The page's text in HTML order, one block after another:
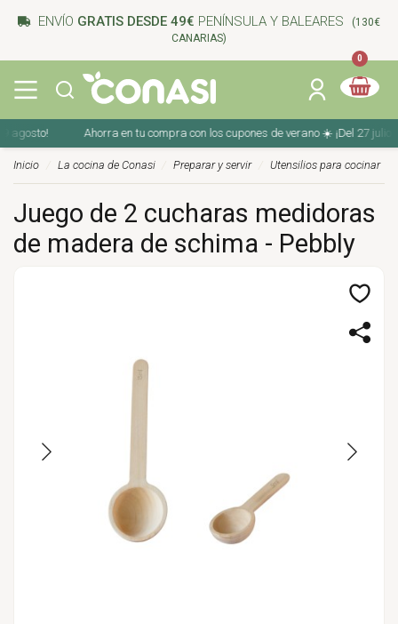
ENVÍO GRATIS DESDE 49€ PENÍNSULA Y BALEARES
(130€
CANARIAS)
0
Ahorra en tu compra con los cupones de verano ☀️ ¡Del 27 julio al 9 agosto!
Inicio La cocina de Conasi Preparar y servir Utensilios para cocinar
Juego de 2 cucharas medidoras
de madera de schima - Pebbly